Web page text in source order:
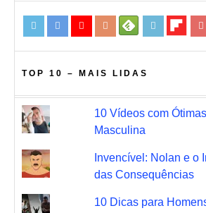
TOP 10 – MAIS LIDAS
10 Vídeos com
Masculina
Invencível: Nolan e o
das Consequências
10 Dicas para